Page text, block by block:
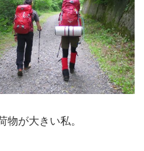
物が大きい私。